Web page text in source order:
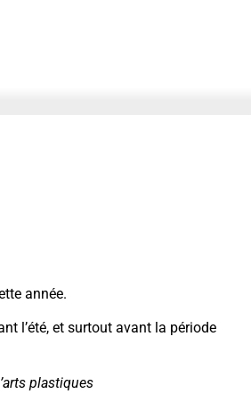
année.
l’été, et surtout avant la période
plastiques